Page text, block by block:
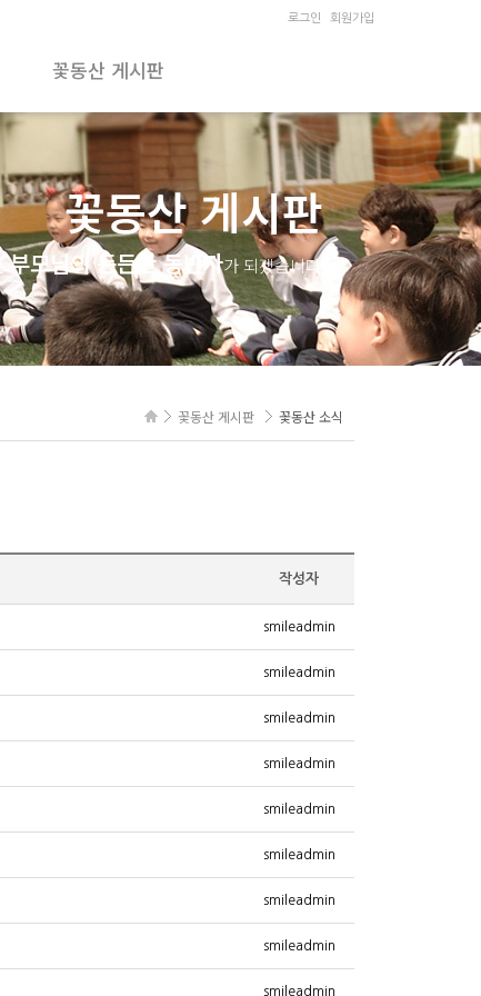
로그인 회원가입
꽃동산 게시판
꽃동산 소식
꽃동산 교육활동
원장님의 행복편지
졸업생 게시판
꽃동산 게시판
부모님의 든든한 동반자가 되겠습니다
꽃동산 게시판 꽃동산 소식
작성자
smileadmin
smileadmin
smileadmin
smileadmin
smileadmin
smileadmin
smileadmin
smileadmin
smileadmin